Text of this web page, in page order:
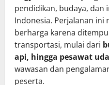
pendidikan, budaya, dan
Indonesia. Perjalanan ini
berharga karena
transportasi, mulai dari
api, hingga pesawat
wawasan dan
peserta.